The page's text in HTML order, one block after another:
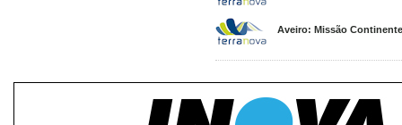
Aveiro: Missão